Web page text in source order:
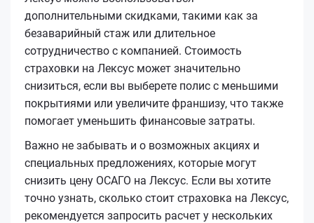
дополнительными скидками, такими как за
безаварийный стаж или длительное
сотрудничество с компанией. Стоимость
страховки на Лексус может значительно
снизиться, если вы выберете полис с меньшими
покрытиями или увеличите франшизу, что также
помогает уменьшить финансовые затраты.
Важно не забывать и о возможных акциях и
специальных предложениях, которые могут
снизить цену ОСАГО на Лексус. Если вы хотите
точно узнать, сколько стоит страховка на Лексус,
рекомендуется запросить расчет у нескольких